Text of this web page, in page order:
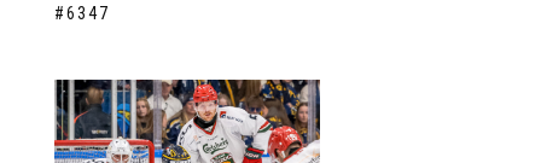
#6347